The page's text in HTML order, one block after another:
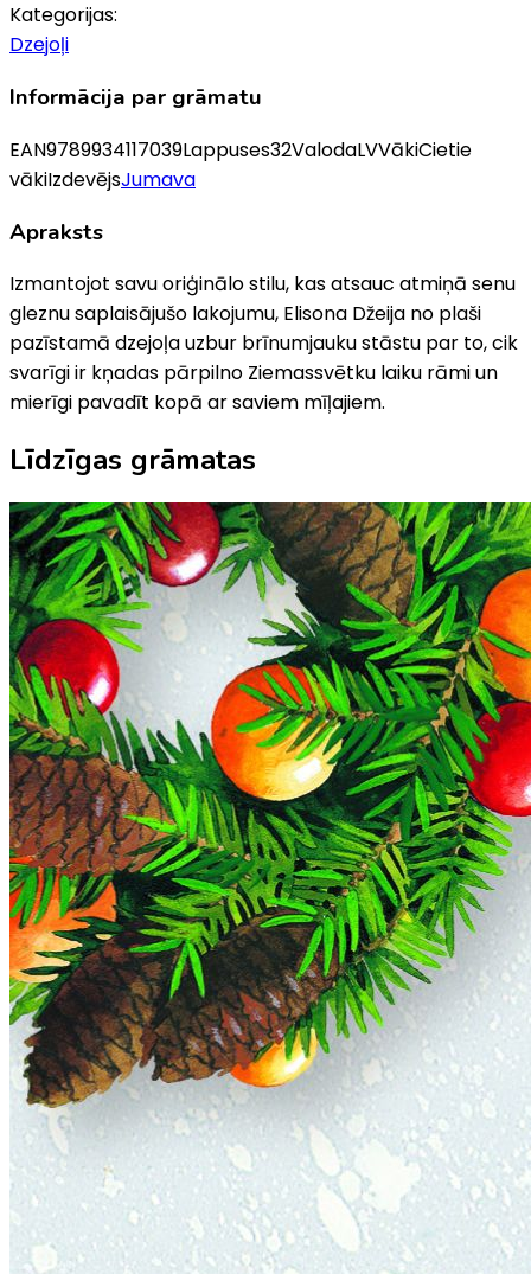
Kategorijas:
Dzejoļi
Informācija par grāmatu
EAN9789934117039Lappuses32ValodaLVVākiCietie
vākiIzdevējsJumava
Apraksts
Izmantojot savu oriģinālo stilu, kas atsauc atmiņā senu
gleznu saplaisājušo lakojumu, Elisona Džeija no plaši
pazīstamā dzejoļa uzbur brīnumjauku stāstu par to, cik
svarīgi ir kņadas pārpilno Ziemassvētku laiku rāmi un
mierīgi pavadīt kopā ar saviem mīļajiem.
Līdzīgas grāmatas